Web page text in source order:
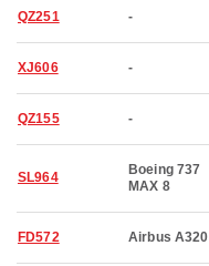
QZ251 -
XJ606 -
QZ155 -
SL964
Boeing 737
MAX 8
FD572 Airbus A320